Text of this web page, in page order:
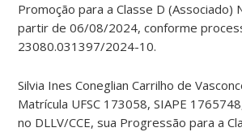
Promoção para a Classe D (Associado)
partir de 06/08/2024, conforme
23080.031397/2024-10.
Silvia Ines Coneglian Carrilho de
Matrícula UFSC 173058, SIAPE
no DLLV/CCE, sua Progressão para a